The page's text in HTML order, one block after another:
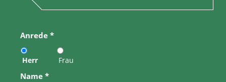
Anrede *
Herr Frau
Name *